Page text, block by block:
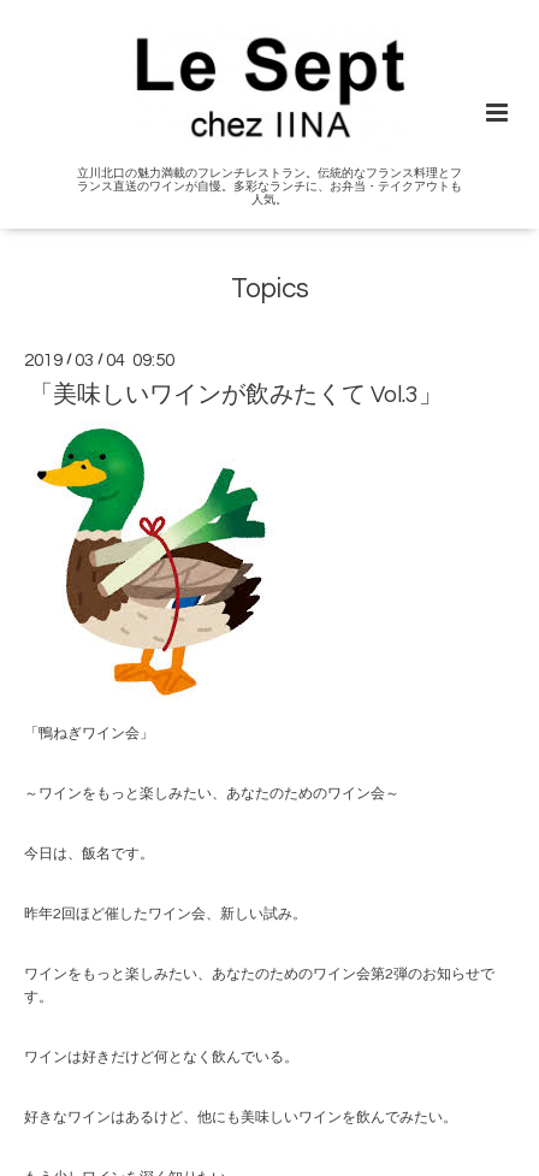
立川北口の魅力満載のフレンチレストラン。伝統的なフランス料理とフ
ランス直送のワインが自慢。多彩なランチに、お弁当・テイクアウトも
人気。
Topics
2019 /03 /04 09:50
「美味しいワインが飲みたくて Vol.3」
「鴨ねぎワイン会」
～ワインをもっと楽しみたい、あなたのためのワイン会～
今日は、飯名です。
昨年2回ほど催したワイン会、新しい試み。
ワインをもっと楽しみたい、あなたのためのワイン会第2弾のお知らせで
す。
ワインは好きだけど何となく飲んでいる。
好きなワインはあるけど、他にも美味しいワインを飲んでみたい。